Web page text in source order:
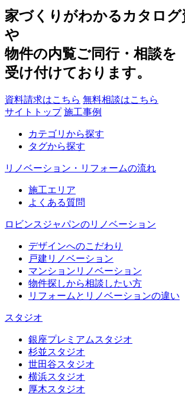
家づくりがわかるカタログ
や
物件の内覧ご同行・相談を
受け付けております。
資料請求はこちら 無料相談はこちら
サイトトップ 施工事例
カテゴリから探す
タグから探す
リノベーション・リフォームの流れ
施工エリア
よくある質問
ロビンスジャパンのリノベーション
デザインへのこだわり
戸建リノベーション
マンションリノベーション
物件探しから相談したい方
リフォームとリノベーションの違い
スタジオ
銀座プレミアムスタジオ
杉並スタジオ
世田谷スタジオ
横浜スタジオ
厚木スタジオ